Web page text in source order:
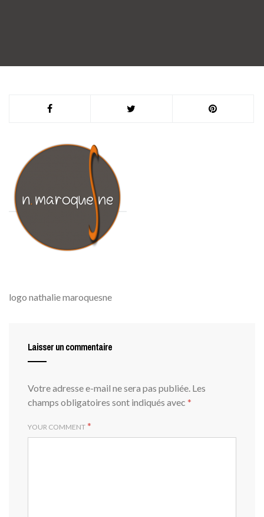
logo nathalie maroquesne
Laisser un commentaire
Votre adresse e-mail ne sera pas publiée. Les
champs obligatoires sont indiqués avec *
YOUR COMMENT *